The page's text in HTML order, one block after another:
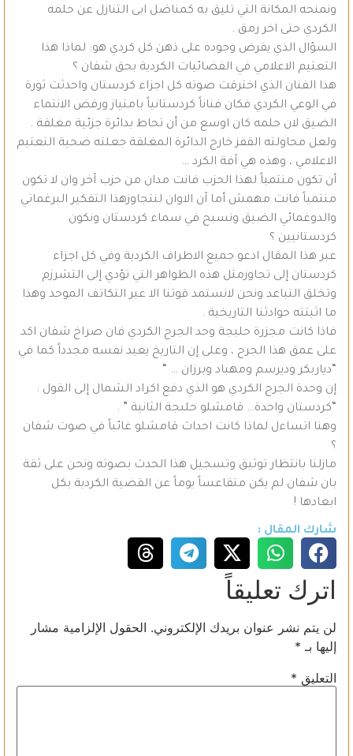
ونمنحه المكانة التي تليق به كمناضل ابى التنازل عن حلمه
الكردي حتى اخر رمق .
السؤال الذي يفرض وجوده على ذهن كل كردي هو: لماذا هذا
التعتيم الاعلامي في الفضائيات الكردية بحق شفان ؟
هذا الفنان الذي اخترقت صوته كل اجزاء كردستان واحدثت ثورة
في الوعي الكردي فكان فناناً كردستانياً بامتياز ورفض الانتماء
الضيق لان حلمه كان اوسع من أن تحاط بدائرة جزئية مغلقة .
ولعل محاولته القفز خارج الدائرة المغلقة جعلته ضحية التعتيم
الاعلامي ، وهذه هي آفة الكرد …
أن تكون منتمياً لهذا الحزب فانت مدان من حزب آخر وان لا تكون
منتمياً فانت مهمش أما آن الاوان لنتجاوزهذا التفكير البرغماتي
والدوغمائي الضيق ونسبح في سماء كردستان ونكون
كردستانيين ؟
عبر هذا المقال ادعو جميع الاطراف الكردية وفي كل اجزاء
كردستان إلى تجاوزمثل هذه الظواهر التي تؤدي إلى التشرزم
وتخلق التباعد ونحن لانستمد قوتنا الا عبر التكاتف الموحد وهذا
ما اثبتته حوادثنا التاريخية .
فاذا كانت مجزرة حلبجة وحد الجرح الكردي فان صراخ شفان اكد
على عمق هذا الجرح ، وعلى إن التاريخ يعيد نفسه مجدداً كما في
“دياربكر وديرسم ومهباد وبرزان … “
إن وحدة الجرح الكردي هو الذي دفع اكراد الشمال إلى القول :
“كردستان واحدة… قامشلو حلبجة الثانية ” .
وهنا اتساءل لماذا كانت احداث قامشلو غائباً في صوت شفان
؟
مازلنا بانتظار توثيق وتسجيل هذا الحدث بصوته ونحن على ثقة
بان شفان لم يكن متقاعساً يوماً عن القضية الكردية بكل
ابعادها !
شارك المقال :
اترك تعليقاً
لن يتم نشر عنوان بريدك الإلكتروني. الحقول الإلزامية مشار
إليها بـ *
التعليق *